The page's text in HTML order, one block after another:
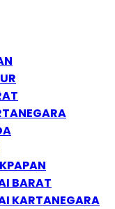
BARAT
KARTANEGARA